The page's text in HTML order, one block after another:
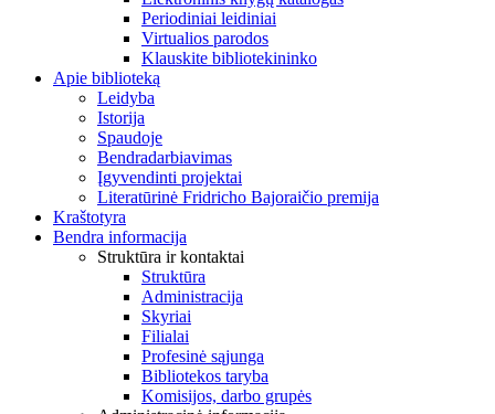
Periodiniai leidiniai
Virtualios parodos
Klauskite bibliotekininko
Apie biblioteką
Leidyba
Istorija
Spaudoje
Bendradarbiavimas
Įgyvendinti projektai
Literatūrinė Fridricho Bajoraičio premija
Kraštotyra
Bendra informacija
Struktūra ir kontaktai
Struktūra
Administracija
Skyriai
Filialai
Profesinė sąjunga
Bibliotekos taryba
Komisijos, darbo grupės